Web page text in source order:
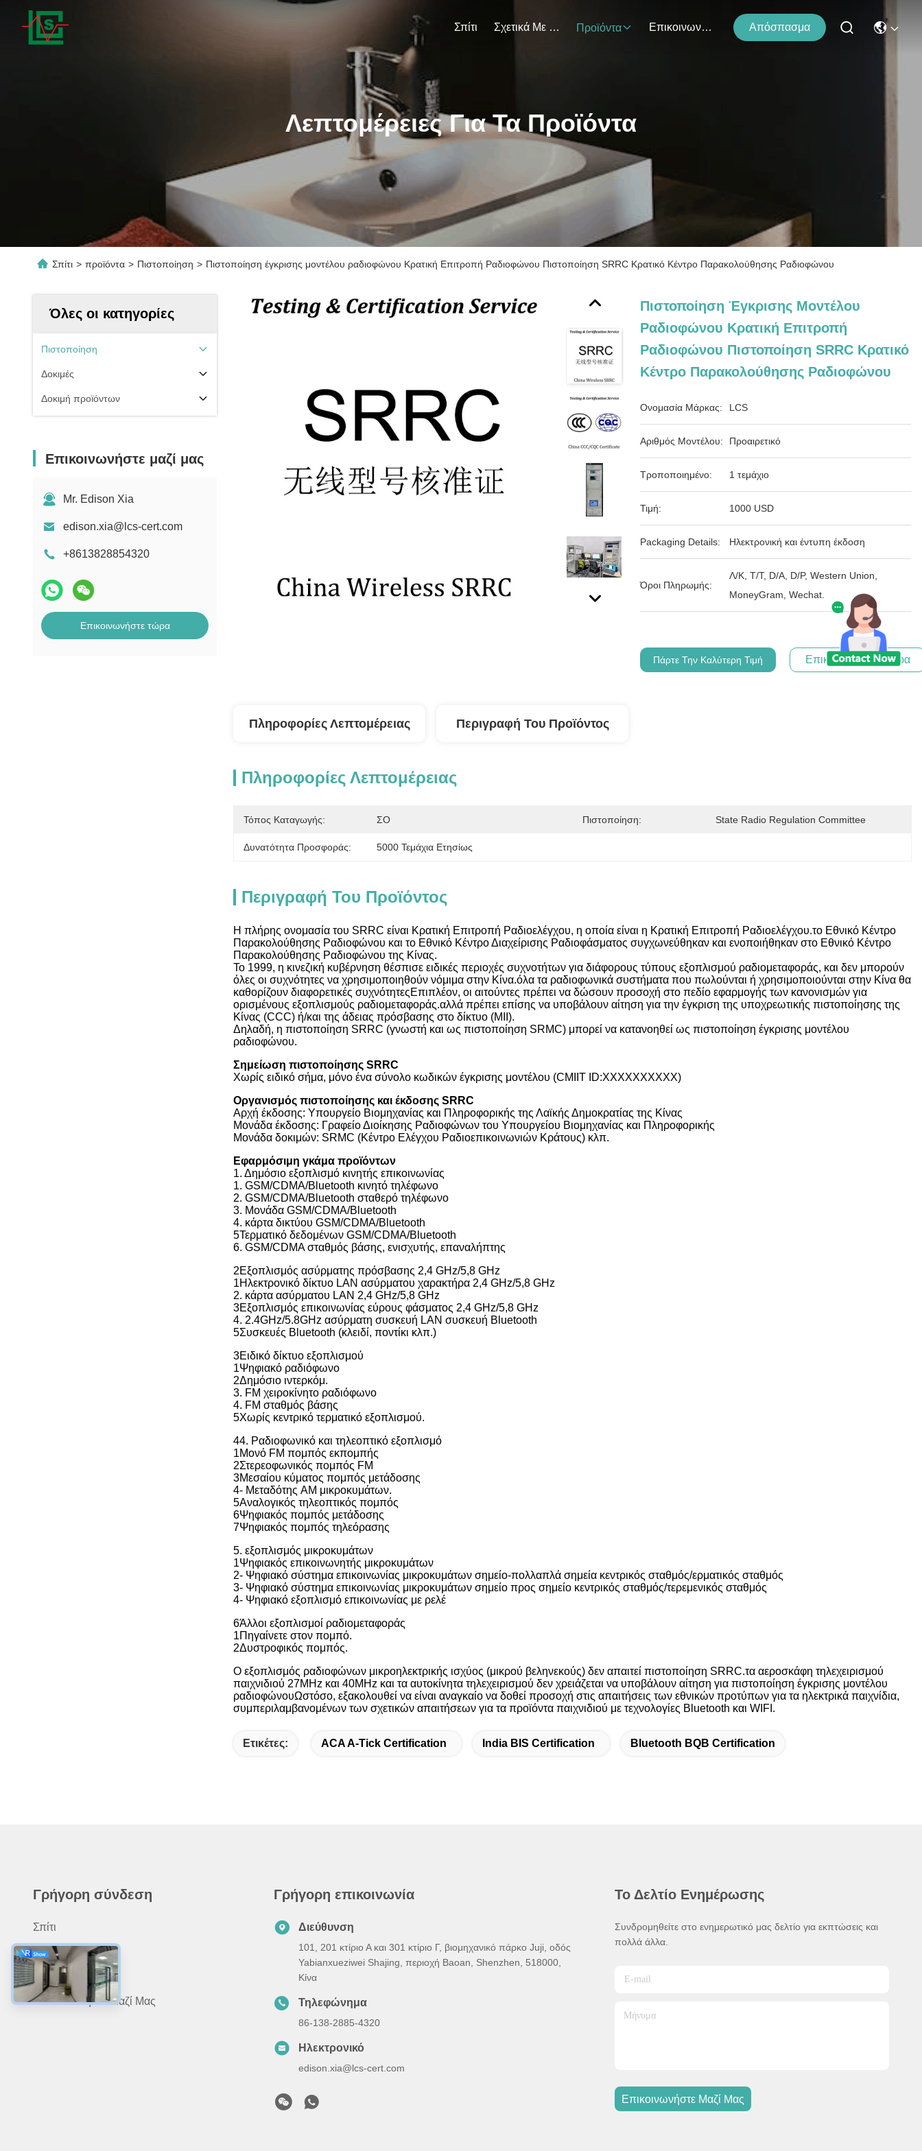
Σπίτι Σχετικά Με Εμάς Προϊόντα Επικοινωνήστε Μαζί Μας Απόσπασμα
Λεπτομέρειες Για Τα Προϊόντα
Σπίτι > προϊόντα > Πιστοποίηση > Πιστοποίηση έγκρισης μοντέλου ραδιοφώνου Κρατική Επιτροπή Ραδιοφώνου Πιστοποίηση SRRC Κρατικό Κέντρο Παρακολούθησης Ραδιοφώνου
Όλες οι κατηγορίες
Πιστοποίηση
Δοκιμές
Δοκιμή προϊόντων
Επικοινωνήστε μαζί μας
Mr. Edison Xia
edison.xia@lcs-cert.com
+8613828854320
Επικοινωνήστε τώρα
Πιστοποίηση Έγκρισης Μοντέλου
Ραδιοφώνου Κρατική Επιτροπή
Ραδιοφώνου Πιστοποίηση SRRC Κρατικό
Κέντρο Παρακολούθησης Ραδιοφώνου
Ονομασία Μάρκας: LCS
Αριθμός Μοντέλου: Προαιρετικό
Τροποποιημένο: 1 τεμάχιο
Τιμή: 1000 USD
Packaging Details: Ηλεκτρονική και έντυπη έκδοση
Όροι Πληρωμής:
Λ/Κ, Τ/Τ, D/A, D/P, Western Union,
MoneyGram, Wechat.
Πάρτε Την Καλύτερη Τιμή Επικοινωνήστε Τώρα
Πληροφορίες Λεπτομέρειας Περιγραφή Του Προϊόντος
Πληροφορίες Λεπτομέρειας
Τόπος Καταγωγής: ΣΟ Πιστοποίηση: State Radio Regulation Committee
Δυνατότητα Προσφοράς: 5000 Τεμάχια Ετησίως
Περιγραφή Του Προϊόντος
Η πλήρης ονομασία του SRRC είναι Κρατική Επιτροπή Ραδιοελέγχου, η οποία είναι η Κρατική Επιτροπή Ραδιοελέγχου.το Εθνικό Κέντρο
Παρακολούθησης Ραδιοφώνου και το Εθνικό Κέντρο Διαχείρισης Ραδιοφάσματος συγχωνεύθηκαν και ενοποιήθηκαν στο Εθνικό Κέντρο
Παρακολούθησης Ραδιοφώνου της Κίνας.
Το 1999, η κινεζική κυβέρνηση θέσπισε ειδικές περιοχές συχνοτήτων για διάφορους τύπους εξοπλισμού ραδιομεταφοράς, και δεν μπορούν
όλες οι συχνότητες να χρησιμοποιηθούν νόμιμα στην Κίνα.όλα τα ραδιοφωνικά συστήματα που πωλούνται ή χρησιμοποιούνται στην Κίνα θα
καθορίζουν διαφορετικές συχνότητεςΕπιπλέον, οι αιτούντες πρέπει να δώσουν προσοχή στο πεδίο εφαρμογής των κανονισμών για
ορισμένους εξοπλισμούς ραδιομεταφοράς.αλλά πρέπει επίσης να υποβάλουν αίτηση για την έγκριση της υποχρεωτικής πιστοποίησης της
Κίνας (CCC) ή/και της άδειας πρόσβασης στο δίκτυο (MII).
Δηλαδή, η πιστοποίηση SRRC (γνωστή και ως πιστοποίηση SRMC) μπορεί να κατανοηθεί ως πιστοποίηση έγκρισης μοντέλου
ραδιοφώνου.
Σημείωση πιστοποίησης SRRC
Χωρίς ειδικό σήμα, μόνο ένα σύνολο κωδικών έγκρισης μοντέλου (CMIIT ID:XXXXXXXXXX)
Οργανισμός πιστοποίησης και έκδοσης SRRC
Αρχή έκδοσης: Υπουργείο Βιομηχανίας και Πληροφορικής της Λαϊκής Δημοκρατίας της Κίνας
Μονάδα έκδοσης: Γραφείο Διοίκησης Ραδιοφώνων του Υπουργείου Βιομηχανίας και Πληροφορικής
Μονάδα δοκιμών: SRMC (Κέντρο Ελέγχου Ραδιοεπικοινωνιών Κράτους) κλπ.
Εφαρμόσιμη γκάμα προϊόντων
1. Δημόσιο εξοπλισμό κινητής επικοινωνίας
1. GSM/CDMA/Bluetooth κινητό τηλέφωνο
2. GSM/CDMA/Bluetooth σταθερό τηλέφωνο
3. Μονάδα GSM/CDMA/Bluetooth
4. κάρτα δικτύου GSM/CDMA/Bluetooth
5Τερματικό δεδομένων GSM/CDMA/Bluetooth
6. GSM/CDMA σταθμός βάσης, ενισχυτής, επαναλήπτης
2Εξοπλισμός ασύρματης πρόσβασης 2,4 GHz/5,8 GHz
1Ηλεκτρονικό δίκτυο LAN ασύρματου χαρακτήρα 2,4 GHz/5,8 GHz
2. κάρτα ασύρματου LAN 2,4 GHz/5,8 GHz
3Εξοπλισμός επικοινωνίας εύρους φάσματος 2,4 GHz/5,8 GHz
4. 2.4GHz/5.8GHz ασύρματη συσκευή LAN συσκευή Bluetooth
5Συσκευές Bluetooth (κλειδί, ποντίκι κλπ.)
3Ειδικό δίκτυο εξοπλισμού
1Ψηφιακό ραδιόφωνο
2Δημόσιο ιντερκόμ.
3. FM χειροκίνητο ραδιόφωνο
4. FM σταθμός βάσης
5Χωρίς κεντρικό τερματικό εξοπλισμού.
44. Ραδιοφωνικό και τηλεοπτικό εξοπλισμό
1Μονό FM πομπός εκπομπής
2Στερεοφωνικός πομπός FM
3Μεσαίου κύματος πομπός μετάδοσης
4- Μεταδότης AM μικροκυμάτων.
5Αναλογικός τηλεοπτικός πομπός
6Ψηφιακός πομπός μετάδοσης
7Ψηφιακός πομπός τηλεόρασης
5. εξοπλισμός μικροκυμάτων
1Ψηφιακός επικοινωνητής μικροκυμάτων
2- Ψηφιακό σύστημα επικοινωνίας μικροκυμάτων σημείο-πολλαπλά σημεία κεντρικός σταθμός/ερματικός σταθμός
3- Ψηφιακό σύστημα επικοινωνίας μικροκυμάτων σημείο προς σημείο κεντρικός σταθμός/τερεμενικός σταθμός
4- Ψηφιακό εξοπλισμό επικοινωνίας με ρελέ
6Άλλοι εξοπλισμοί ραδιομεταφοράς
1Πηγαίνετε στον πομπό.
2Δυστροφικός πομπός.
Ο εξοπλισμός ραδιοφώνων μικροηλεκτρικής ισχύος (μικρού βεληνεκούς) δεν απαιτεί πιστοποίηση SRRC.τα αεροσκάφη τηλεχειρισμού
παιχνιδιού 27MHz και 40MHz και τα αυτοκίνητα τηλεχειρισμού δεν χρειάζεται να υποβάλουν αίτηση για πιστοποίηση έγκρισης μοντέλου
ραδιοφώνουΩστόσο, εξακολουθεί να είναι αναγκαίο να δοθεί προσοχή στις απαιτήσεις των εθνικών προτύπων για τα ηλεκτρικά παιχνίδια,
συμπεριλαμβανομένων των σχετικών απαιτήσεων για τα προϊόντα παιχνιδιού με τεχνολογίες Bluetooth και WIFI.
Ετικέτες: ACA A-Tick Certification India BIS Certification Bluetooth BQB Certification
Γρήγορη σύνδεση
Σπίτι
Προϊόντα
Σχετικά Με Εμάς
Επικοινωνήστε Μαζί Μας
Γρήγορη επικοινωνία
Διεύθυνση
101, 201 κτίριο Α και 301 κτίριο Γ, βιομηχανικό πάρκο Juji, οδός
Yabianxueziwei Shajing, περιοχή Baoan, Shenzhen, 518000,
Κίνα
Τηλεφώνημα
86-138-2885-4320
Ηλεκτρονικό
edison.xia@lcs-cert.com
Το Δελτίο Ενημέρωσης
Συνδρομηθείτε στο ενημερωτικό μας δελτίο για εκπτώσεις και
πολλά άλλα.
Επικοινωνήστε Μαζί Μας